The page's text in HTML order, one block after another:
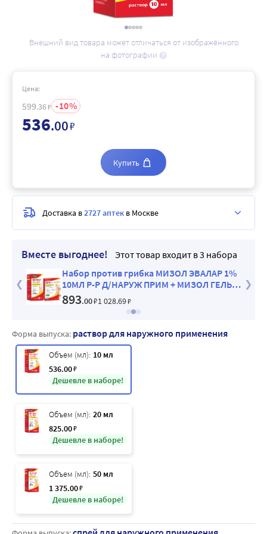
Внешний вид товара может отличаться от изображённого
на фотографии
Вместе выгоднее!
Этот товар входит в 3 набора
Набор против грибка МИЗОЛ ЭВАЛАР 1%
10МЛ Р-Р Д/НАРУЖ ПРИМ + МИЗОЛ ГЕЛЬ
АНТИГРИБКОВЫЙ 10,0
893.00₽1 028.69₽
Форма выпуска: раствор для наружного применения
Объем (мл): 10 мл
536.00₽
Дешевле в наборе!
Объем (мл): 20 мл
825.00₽
Дешевле в наборе!
Объем (мл): 50 мл
1 375.00₽
Дешевле в наборе!
Цена:
599.36₽ 10
536.00₽
Купить
Доставка в2727 аптек в Москве